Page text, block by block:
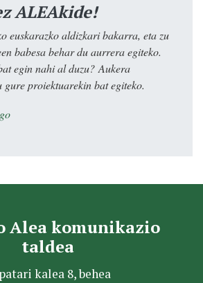
ALEAkide!
euskarazko aldizkari bakarra, eta zu
babesa behar du aurrera egiteko.
egin nahi al duzu? Aukera
gure proiektuarekin bat egiteko.
Alea komunikazio
taldea
kalea 8, behea